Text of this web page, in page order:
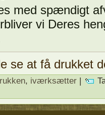
med spændigt
vi Deres
se at få drukket
, iværksætter